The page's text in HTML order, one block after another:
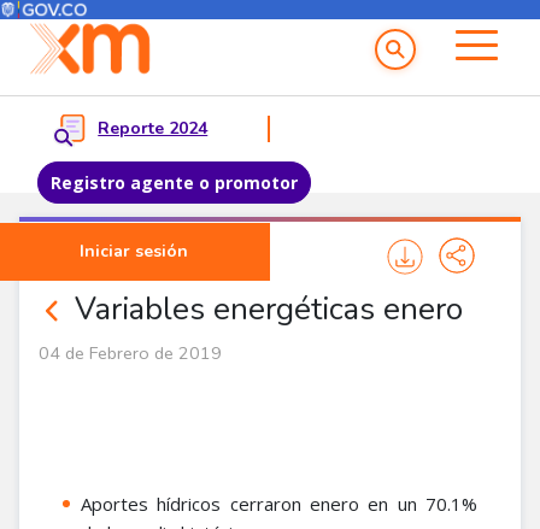
Pasar al contenido principal
Menú del Usuario
Reporte 2024
Registro agente o promotor
Iniciar sesión
Menu principal
Variables energéticas enero
Comunicados
04 de Febrero de 2019
Aportes hídricos cerraron enero en un 70.1%